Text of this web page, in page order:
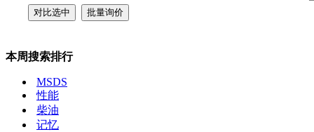
本周搜索排行
MSDS
性能
柴油
记忆